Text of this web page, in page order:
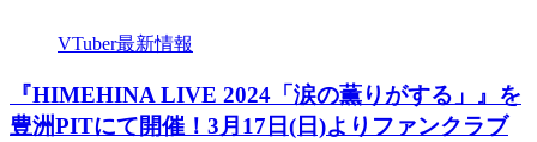
VTuber最新情報
『HIMEHINA LIVE 2024「涙の薫りがする」』を
豊洲PITにて開催！3月17日(日)よりファンクラブ